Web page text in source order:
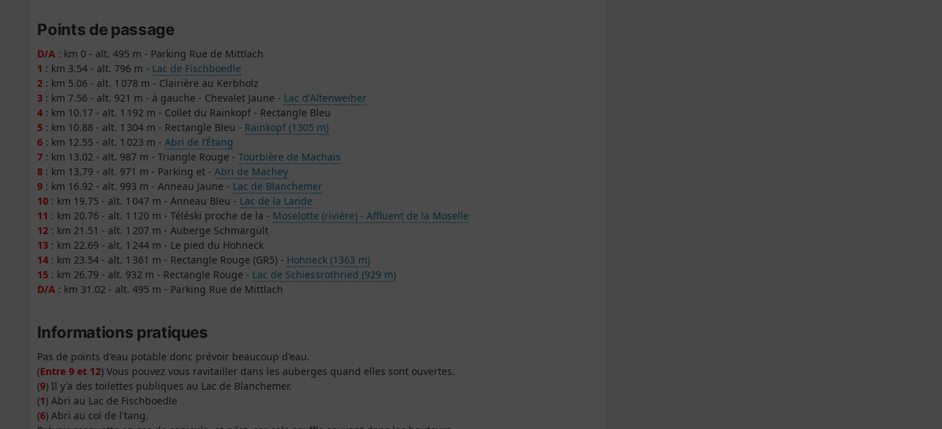
Points de passage
D/A : km 0 - alt. 495 m - Parking Rue de Mittlach
1 : km 3.54 - alt. 796 m - Lac de Fischboedle
2 : km 5.06 - alt. 1 078 m - Clairière au Kerbholz
3 : km 7.56 - alt. 921 m - à gauche - Chevalet Jaune - Lac d'Altenweiher
4 : km 10.17 - alt. 1 192 m - Collet du Rainkopf - Rectangle Bleu
5 : km 10.88 - alt. 1 304 m - Rectangle Bleu - Rainkopf (1305 m)
6 : km 12.55 - alt. 1 023 m -Abri de l’Étang
7 : km 13.02 - alt. 987 m - Triangle Rouge -Tourbière de Machais
8 : km 13.79 - alt. 971 m - Parking et -Abri de Machey
9 : km 16.92 - alt. 993 m - Anneau Jaune - Lac de Blanchemer
10 : km 19.75 - alt. 1 047 m - Anneau Bleu - Lac de la Lande
11 : km 20.76 - alt. 1 120 m - Téléski proche de la - Moselotte (rivière) - Affluent de la Moselle
12 : km 21.51 - alt. 1 207 m - Auberge Schmargült
13 : km 22.69 - alt. 1 244 m - Le pied du Hohneck
14 : km 23.54 - alt. 1 361 m - Rectangle Rouge (GR5) - Hohneck (1363 m)
15 : km 26.79 - alt. 932 m - Rectangle Rouge - Lac de Schiessrothried (929 m)
D/A : km 31.02 - alt. 495 m - Parking Rue de Mittlach
Informations pratiques
Pas de points d'eau potable donc prévoir beaucoup d'eau.
(Entre 9 et 12) Vous pouvez vous ravitailler dans les auberges quand elles sont ouvertes.
(9) Il y'a des toilettes publiques au Lac de Blanchemer.
(1) Abri au Lac de Fischboedle
(6) Abri au col de l'tang.